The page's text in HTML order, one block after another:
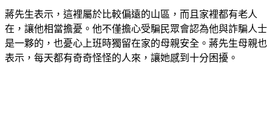
蔣先生表示，這裡屬於比較偏遠的山區，而且家裡都有老人
在，讓他相當擔憂。他不僅擔心受騙民眾會認為他與詐騙人士
是一夥的，也憂心上班時獨留在家的母親安全。蔣先生母親也
表示，每天都有奇奇怪怪的人來，讓她感到十分困擾。